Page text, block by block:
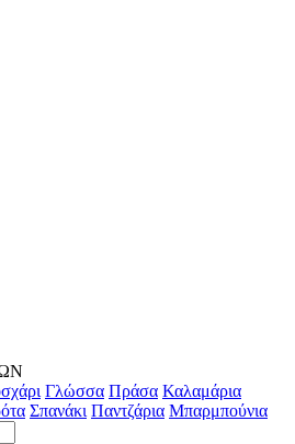
Γλώσσα Πράσα Καλαμάρια
Σπανάκι Παντζάρια Μπαρμπούνια